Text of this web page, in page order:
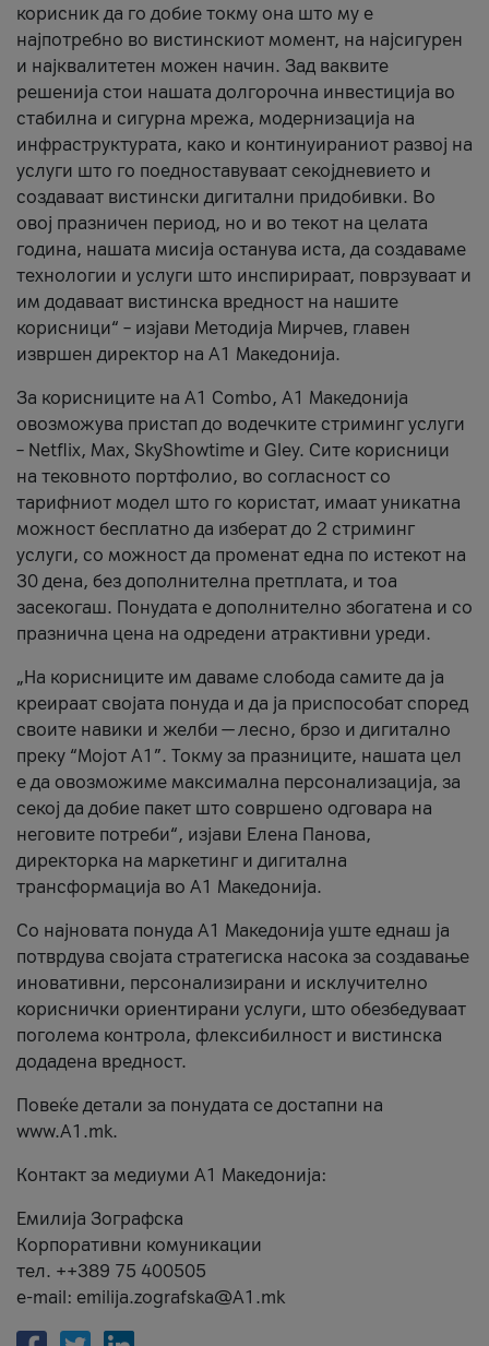
корисник да го добие токму она што му е
најпотребно во вистинскиот момент, на најсигурен
и најквалитетен можен начин. Зад ваквите
решенија стои нашата долгорочна инвестиција во
стабилна и сигурна мрежа, модернизација на
инфраструктурата, како и континуираниот развој на
услуги што го поедноставуваат секојдневието и
создаваат вистински дигитални придобивки. Во
овој празничен период, но и во текот на целата
година, нашата мисија останува иста, да создаваме
технологии и услуги што инспирираат, поврзуваат и
им додаваат вистинска вредност на нашите
корисници“ – изјави Методија Мирчев, главен
извршен директор на А1 Македонија.
За корисниците на A1 Combo, А1 Македонија
овозможува пристап до водечките стриминг услуги
– Netflix, Max, SkyShowtime и Gley. Сите корисници
на тековното портфолио, во согласност со
тарифниот модел што го користат, имаат уникатна
можност бесплатно да изберат до 2 стриминг
услуги, со можност да променат една по истекот на
30 дена, без дополнителна претплата, и тоа
засекогаш. Понудата е дополнително збогатена и со
празнична цена на одредени атрактивни уреди.
„На корисниците им даваме слобода самите да ја
креираат својата понуда и да ја приспособат според
своите навики и желби — лесно, брзо и дигитално
преку “Мојот А1”. Токму за празниците, нашата цел
е да овозможиме максимална персонализација, за
секој да добие пакет што совршено одговара на
неговите потреби“, изјави Елена Панова,
директорка на маркетинг и дигитална
трансформација во А1 Македонија.
Со најновата понуда А1 Македонија уште еднаш ја
потврдува својата стратегиска насока за создавање
иновативни, персонализирани и исклучително
кориснички ориентирани услуги, што обезбедуваат
поголема контрола, флексибилност и вистинска
додадена вредност.
Повеќе детали за понудата се достапни на
www.А1.mk.
Контакт за медиуми А1 Македонија:
Емилија Зографска
Корпоративни комуникации
тел. ++389 75 400505
e-mail: emilija.zografska@A1.mk